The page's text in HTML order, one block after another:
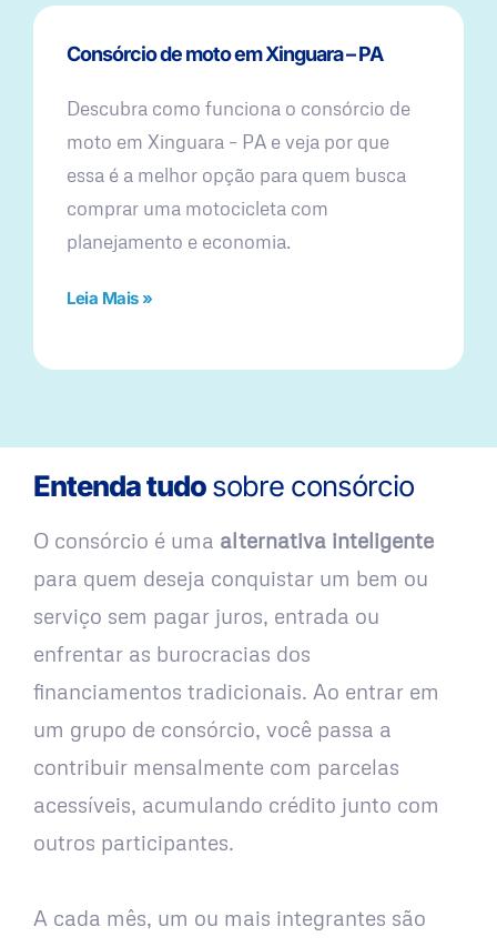
Consórcio de moto em Xinguara – PA
Descubra como funciona o consórcio de
moto em Xinguara – PA e veja por que
essa é a melhor opção para quem busca
comprar uma motocicleta com
planejamento e economia.
Leia Mais »
Entenda tudosobre consórcio
O consórcio é uma alternativa inteligente
para quem deseja conquistar um bem ou
serviço sem pagar juros, entrada ou
enfrentar as burocracias dos
financiamentos tradicionais. Ao entrar em
um grupo de consórcio, você passa a
contribuir mensalmente com parcelas
acessíveis, acumulando crédito junto com
outros participantes.
A cada mês, um ou mais integrantes são